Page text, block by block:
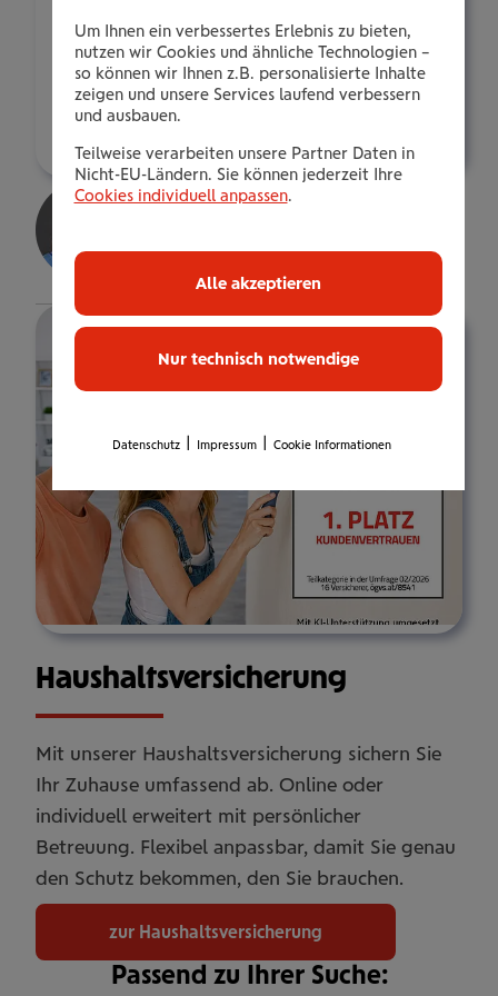
c.glerton-
pichler@wienerstaedtische.at
Über mich
Viktoria Glerton
Haus­halts­ver­si­che­rung
Mit unserer Haushaltsversicherung sichern Sie
Ihr Zuhause umfassend ab. Online oder
individuell erweitert mit persönlicher
Betreuung. Flexibel anpassbar, damit Sie genau
den Schutz bekommen, den Sie brauchen.
zur Haushaltsversicherung
Passend zu Ihrer Suche:
Um Ihnen ein verbessertes Erlebnis zu bieten,
nutzen wir Cookies und ähnliche Technologien –
so können wir Ihnen z.B. personalisierte Inhalte
zeigen und unsere Services laufend verbessern
und ausbauen.
Teilweise verarbeiten unsere Partner Daten in
Nicht-EU-Ländern. Sie können jederzeit Ihre
Cookies individuell anpassen.
Nur technisch notwendige
Alle akzeptieren
Datenschutz Impressum Cookie Informationen